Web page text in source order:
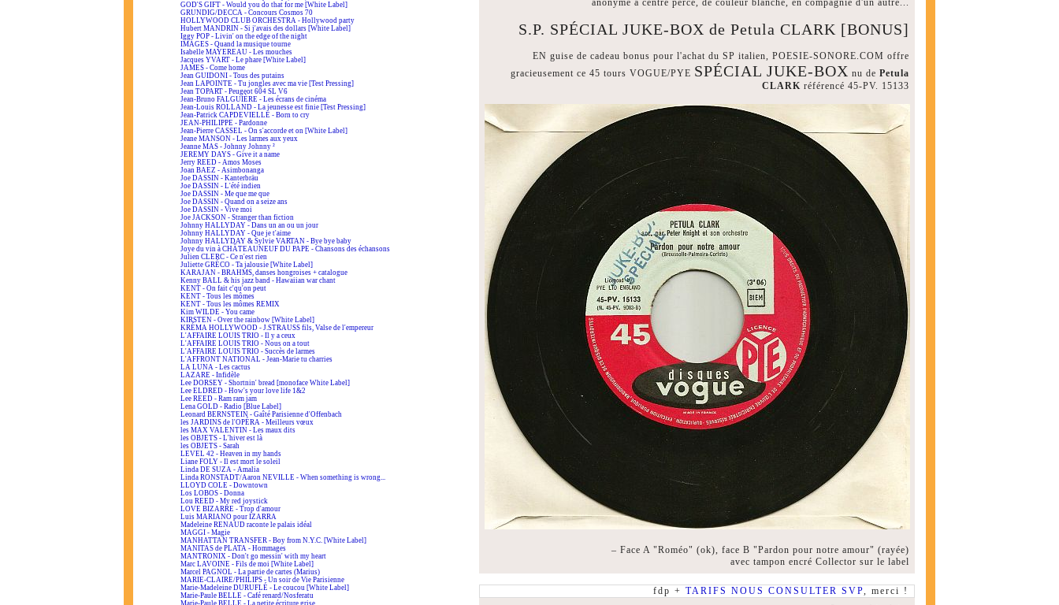
GOD'S GIFT - Would you do that for me [White Label]
GRUNDIG/DECCA - Concours Cosmos 70
HOLLYWOOD CLUB ORCHESTRA - Hollywood party
Hubert MANDRIN - Si j'avais des dollars [White Label]
Iggy POP - Livin' on the edge of the night
IMAGES - Quand la musique tourne
Isabelle MAYEREAU - Les mouches
Jacques YVART - Le phare [White Label]
JAMES - Come home
Jean GUIDONI - Tous des putains
Jean LAPOINTE - Tu jongles avec ma vie [Test Pressing]
Jean TOPART - Peugeot 604 SL V6
Jean-Bruno FALGUIÈRE - Les écrans de cinéma
Jean-Louis ROLLAND - La jeunesse est finie [Test Pressing]
Jean-Patrick CAPDEVIELLE - Born to cry
JEAN-PHILIPPE - Pardonne
Jean-Pierre CASSEL - On s'accorde et on [White Label]
Jeane MANSON - Les larmes aux yeux
Jeanne MAS - Johnny Johnny ²
JEREMY DAYS - Give it a name
Jerry REED - Amos Moses
Joan BAEZ - Asimbonanga
Joe DASSIN - Kanterbräu
Joe DASSIN - L'été indien
Joe DASSIN - Me que me que
Joe DASSIN - Quand on a seize ans
Joe DASSIN - Vive moi
Joe JACKSON - Stranger than fiction
Johnny HALLYDAY - Dans un an ou un jour
Johnny HALLYDAY - Que je t'aime
Johnny HALLYDAY & Sylvie VARTAN - Bye bye baby
Joye du vin à CHÂTEAUNEUF DU PAPE - Chansons des échansons
Julien CLERC - Ce n'est rien
Juliette GRÉCO - Ta jalousie [White Label]
KARAJAN - BRAHMS, danses hongroises + catalogue
Kenny BALL & his jazz band - Hawaiian war chant
KENT - On fait c'qu'on peut
KENT - Tous les mômes
KENT - Tous les mômes REMIX
Kim WILDE - You came
KIRSTEN - Over the rainbow [White Label]
KRÉMA HOLLYWOOD - J.STRAUSS fils, Valse de l'empereur
L'AFFAIRE LOUIS TRIO - Il y a ceux
L'AFFAIRE LOUIS TRIO - Nous on a tout
L'AFFAIRE LOUIS TRIO - Succès de larmes
L'AFFRONT NATIONAL - Jean-Marie tu charries
LA LUNA - Les cactus
LAZARE - Infidèle
Lee DORSEY - Shortnin' bread [monoface White Label]
Lee ELDRED - How's your love life 1&2
Lee REED - Ram ram jam
Lena GOLD - Radio [Blue Label]
Leonard BERNSTEIN - Gaîté Parisienne d'Offenbach
les JARDINS de l'OPÉRA - Meilleurs vœux
les MAX VALENTIN - Les maux dits
les OBJETS - L'hiver est là
les OBJETS - Sarah
LEVEL 42 - Heaven in my hands
Liane FOLY - Il est mort le soleil
Linda DE SUZA - Amalia
Linda RONSTADT/Aaron NEVILLE - When something is wrong...
LLOYD COLE - Downtown
Los LOBOS - Donna
Lou REED - My red joystick
LOVE BIZARRE - Trop d'amour
Luis MARIANO pour IZARRA
Madeleine RENAUD raconte le palais idéal
MAGGI - Magie
MANHATTAN TRANSFER - Boy from N.Y.C. [White Label]
MANITAS de PLATA - Hommages
MANTRONIX - Don't go messin' with my heart
Marc LAVOINE - Fils de moi [White Label]
Marcel PAGNOL - La partie de cartes (Marius)
MARIE-CLAIRE/PHILIPS - Un soir de Vie Parisienne
Marie-Madeleine DURUFLÉ - Le coucou [White Label]
Marie-Paule BELLE - Café renard/Nosferatu
Marie-Paule BELLE - La petite écriture grise
anonyme à centre percé, de couleur blanche, en compagnie d'un autre...
S.P. SPÉCIAL JUKE-BOX de Petula CLARK [BONUS]
EN guise de cadeau bonus pour l'achat du SP italien, POESIE-SONORE.COM offre
gracieusement ce 45 tours VOGUE/PYE SPÉCIAL JUKE-BOX nu de Petula
CLARK référencé 45-PV. 15133
– Face A "Roméo" (ok), face B "Pardon pour notre amour" (rayée)
avec tampon encré Collector sur le label
fdp + TARIFS NOUS CONSULTER SVP, merci !